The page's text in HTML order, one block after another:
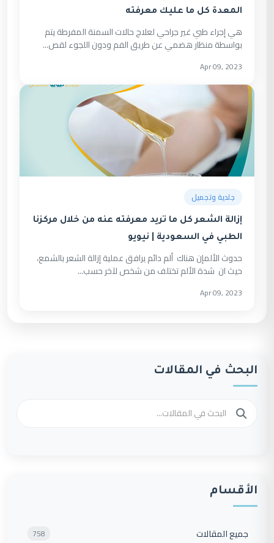
المعدة كل ما عليك معرفته
هي إجراء طبي غير جراحي لعلاج حالات السمنة المفرطة يتم
بواسطة منظار هضمي عن طريق الفم ودون اللجوء لقص...
Apr 09, 2023
جلدية وتجميل
إزالة الشعر كل ما تريد معرفته عنه من خلال مركزنا
الطبي في السعودية | نيويو
حدوث الألمإن هناك ألم دائم يرافق عملية إزالة الشعر بالشمع،
حيث ان شدة الألم تختلف من شخص لآخر حسب...
Apr 09, 2023
البحث في المقالات
الأقسام
جميع المقالات 758